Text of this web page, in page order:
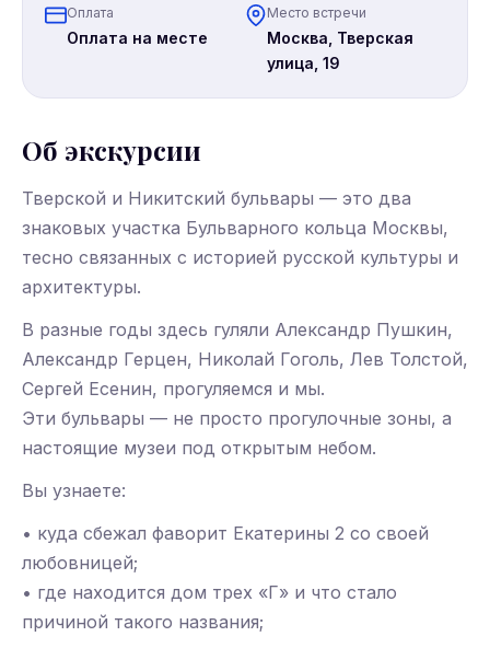
Оплата
Оплата на месте
Место встречи
Москва, Тверская
улица, 19
Об экскурсии
Тверской и Никитский бульвары — это два
знаковых участка Бульварного кольца Москвы,
тесно связанных с историей русской культуры и
архитектуры.
В разные годы здесь гуляли Александр Пушкин,
Александр Герцен, Николай Гоголь, Лев Толстой,
Сергей Есенин, прогуляемся и мы.
Эти бульвары — не просто прогулочные зоны, а
настоящие музеи под открытым небом.
Вы узнаете:
• куда сбежал фаворит Екатерины 2 со своей
любовницей;
• где находится дом трех «Г» и что стало
причиной такого названия;